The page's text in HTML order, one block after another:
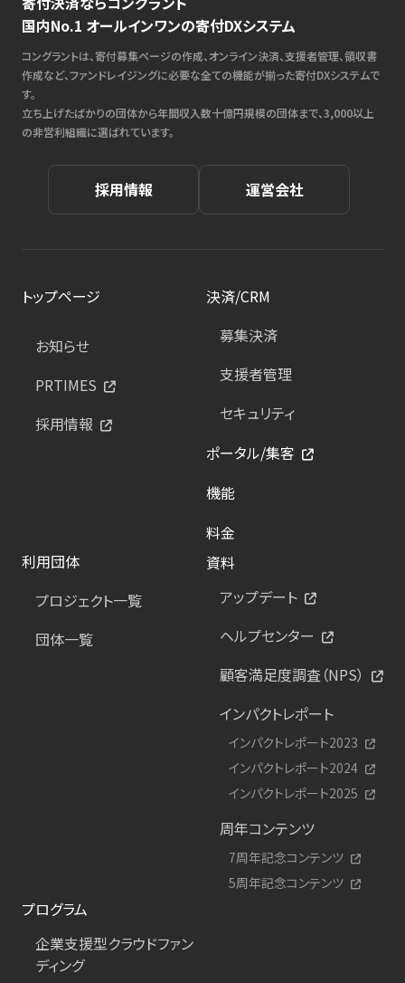
国内No.1 オールインワンの寄付DXシステム
コングラントは、寄付募集ページの作成、オンライン決済、支援者管理、領収書
作成など、ファンドレイジングに必要な全ての機能が揃った寄付DXシステムで
す。
立ち上げたばかりの団体から年間収入数十億円規模の団体まで、3,000以上
の非営利組織に選ばれています。
採用情報 運営会社
トップページ
お知らせ
PRTIMES
採用情報
決済/CRM
募集決済
支援者管理
セキュリティ
ポータル/集客
機能
料金
利用団体
プロジェクト一覧
団体一覧
資料
アップデート
ヘルプセンター
顧客満足度調査（NPS）
インパクトレポート
インパクトレポート2023
インパクトレポート2024
インパクトレポート2025
周年コンテンツ
7周年記念コンテンツ
5周年記念コンテンツ
プログラム
企業支援型クラウドファン
ディング